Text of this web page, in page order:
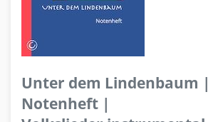
Unter dem Lindenbaum |
Notenheft |